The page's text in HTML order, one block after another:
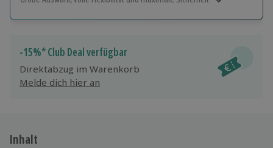
Jeder Gutschein für alle Erlebnisse einlösbar.
Maximale Sicherheit
10 Jahre gültig & verlängerbar.
-15%* Club Deal verfügbar
Direktabzug im Warenkorb
Melde dich hier an
Inhalt